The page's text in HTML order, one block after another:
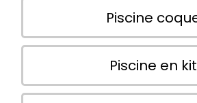
Piscine
Piscine en kit